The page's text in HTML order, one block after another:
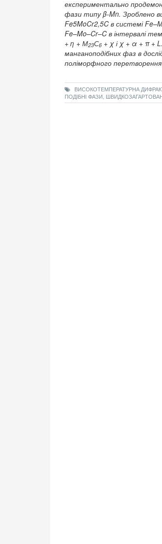
експериментально
фази типу β-Mn. Зроблено
Fe5MoCr2,5C в системі
Fe–Mo–Cr–C в інтервалі
+ η + М23С6 + χ і χ + α + π +
манганоподібних фаз в
поліморфного
ВИСОКОТЕМПЕРАТУРНА
ПОДІБНІ ФАЗИ,